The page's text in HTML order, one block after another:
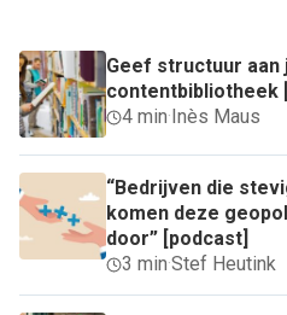
Geef structuur
contentbibliotheek
4 min· Inès Maus
“Bedrijven die
komen deze
door” [podcast]
3 min·Stef Heutink